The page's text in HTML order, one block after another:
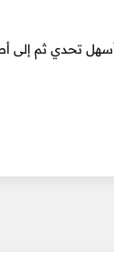
أسهل تحدي ثم